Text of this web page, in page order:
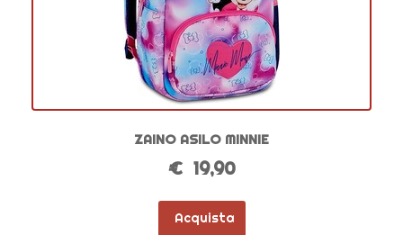
ZAINO ASILO MINNIE
€ 19,90
Acquista